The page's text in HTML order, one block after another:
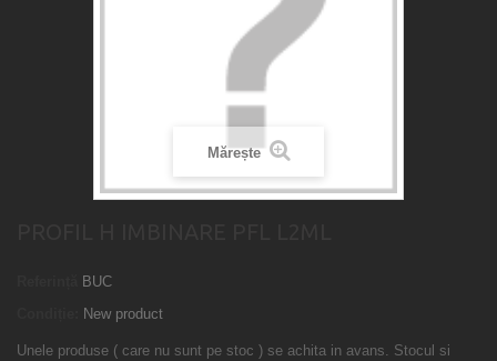
Mărește
BUC
New product
Unele produse ( care nu sunt pe stoc ) se achita in avans. Stocul si